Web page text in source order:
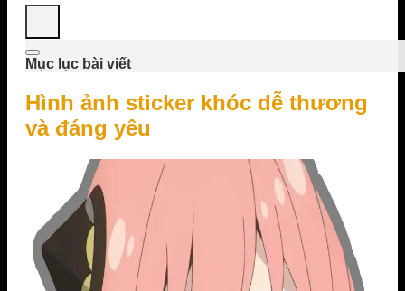
Mục lục bài viết
Hình ảnh sticker khóc dễ thương
và đáng yêu